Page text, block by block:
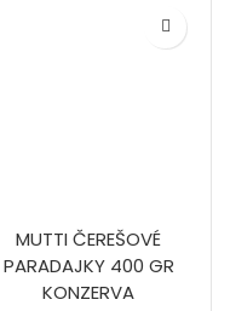
MUTTI ČEREŠOVÉ
PARADAJKY 400 GR
KONZERVA